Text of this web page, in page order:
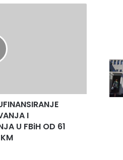
I
U FBiH OD 61